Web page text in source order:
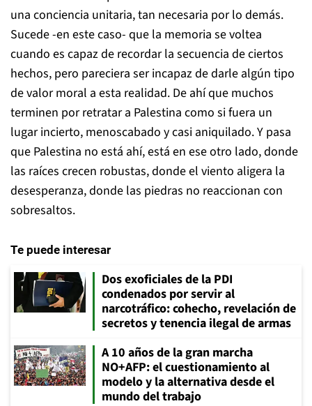
una conciencia unitaria, tan necesaria por lo demás.
Sucede -en este caso- que la memoria se voltea
cuando es capaz de recordar la secuencia de ciertos
hechos, pero pareciera ser incapaz de darle algún tipo
de valor moral a esta realidad. De ahí que muchos
terminen por retratar a Palestina como si fuera un
lugar incierto, menoscabado y casi aniquilado. Y pasa
que Palestina no está ahí, está en ese otro lado, donde
las raíces crecen robustas, donde el viento aligera la
desesperanza, donde las piedras no reaccionan con
sobresaltos.
Te puede interesar
Dos exoficiales de la PDI
condenados por servir al
narcotráfico: cohecho, revelación de
secretos y tenencia ilegal de armas
A 10 años de la gran marcha
NO+AFP: el cuestionamiento al
modelo y la alternativa desde el
mundo del trabajo